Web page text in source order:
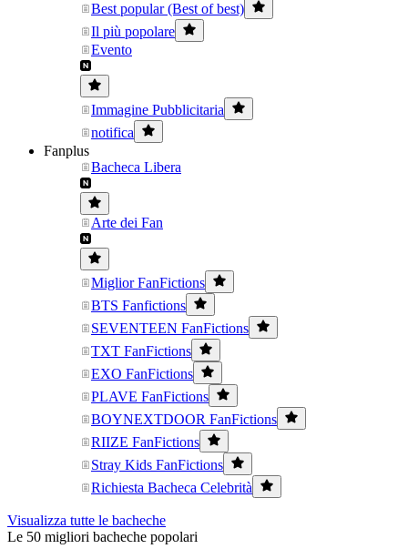
Best popular (Best of best)
Il più popolare
Evento
Immagine Pubblicitaria
notifica
Fanplus
Bacheca Libera
Arte dei Fan
Miglior FanFictions
BTS Fanfictions
SEVENTEEN FanFictions
TXT FanFictions
EXO FanFictions
PLAVE FanFictions
BOYNEXTDOOR FanFictions
RIIZE FanFictions
Stray Kids FanFictions
Richiesta Bacheca Celebrità
Visualizza tutte le bacheche
Le 50 migliori bacheche popolari